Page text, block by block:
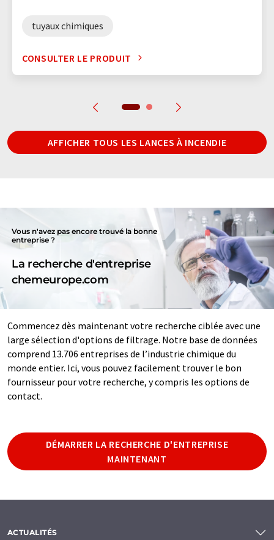
tuyaux chimiques
CONSULTER LE PRODUIT
AFFICHER TOUS LES LANCES À INCENDIE
Vous n'avez pas encore trouvé la bonne
entreprise ?
La recherche d'entreprise
chemeurope.com
Commencez dès maintenant votre recherche ciblée avec une
large sélection d'options de filtrage. Notre base de données
comprend 13.706 entreprises de l’industrie chimique du
monde entier. Ici, vous pouvez facilement trouver le bon
fournisseur pour votre recherche, y compris les options de
contact.
DÉMARRER LA RECHERCHE D'ENTREPRISE
MAINTENANT
ACTUALITÉS